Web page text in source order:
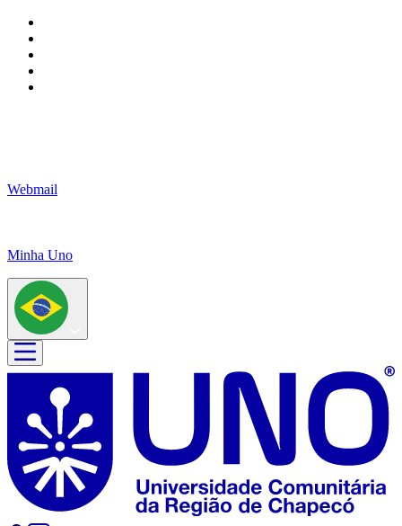
Webmail
Minha Uno